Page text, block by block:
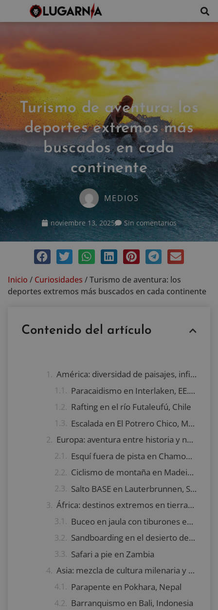
Turismo de aventura: los
deportes extremos más
buscados en cada
continente
MEDIOS
noviembre 13, 2025 Sin comentarios
Inicio / Curiosidades /Turismo de aventura: los
deportes extremos más buscados en cada continente
Contenido del artículo
América: diversidad de paisajes, infinitas emociones
Paracaidismo en Interlaken, EE.UU.
Rafting en el río Futaleufú, Chile
Escalada en El Potrero Chico, México
Europa: aventura entre historia y naturaleza
Esquí fuera de pista en Chamonix, Francia
Ciclismo de montaña en Madeira, Portugal
Salto BASE en Lauterbrunnen, Suiza
África: destinos extremos en tierras salvajes
Buceo en jaula con tiburones en Sudáfrica
Sandboarding en el desierto del Sahara, Marruecos
Safari a pie en Zambia
Asia: mezcla de cultura milenaria y adrenalina viajera
Parapente en Pokhara, Nepal
Barranquismo en Bali, Indonesia